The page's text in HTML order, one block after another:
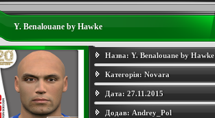
Y. Benalouane by Hawke
Назва: Y. Benalouane by Hawke
Категорія: Novara
Дата: 27.11.2015
Додав: Andrey_Pol